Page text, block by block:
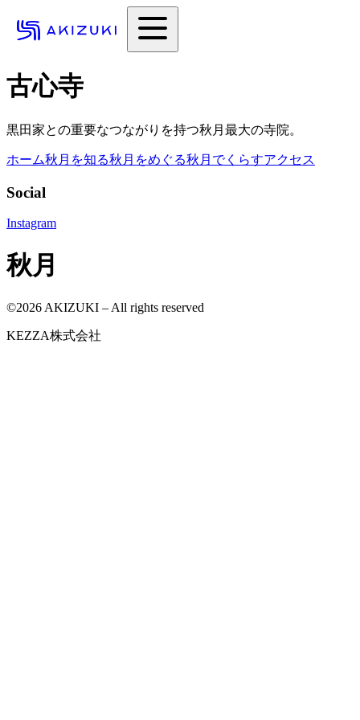
古心寺
黒田家との重要なつながりを持つ秋月最大の寺院。
ホーム秋月を知る秋月をめぐる秋月でくらすアクセス
Social
Instagram
秋月
©2026 AKIZUKI – All rights reserved
KEZZA株式会社